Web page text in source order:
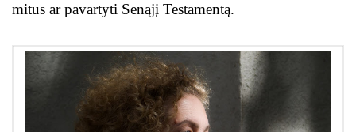
mitus ar pavartyti Senąjį Testamentą.